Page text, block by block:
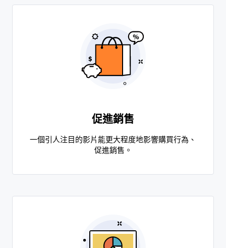
促進銷售
一個引人注目的影片能更大程度地影響購買行為、
促進銷售。